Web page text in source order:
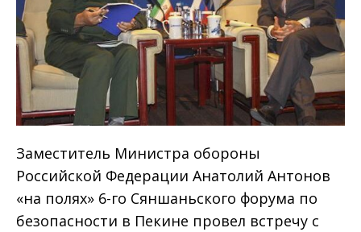
Заместитель Министра обороны
Российской Федерации Анатолий Антонов
«на полях» 6-го Сяншаньского форума по
безопасности в Пекине провел встречу с